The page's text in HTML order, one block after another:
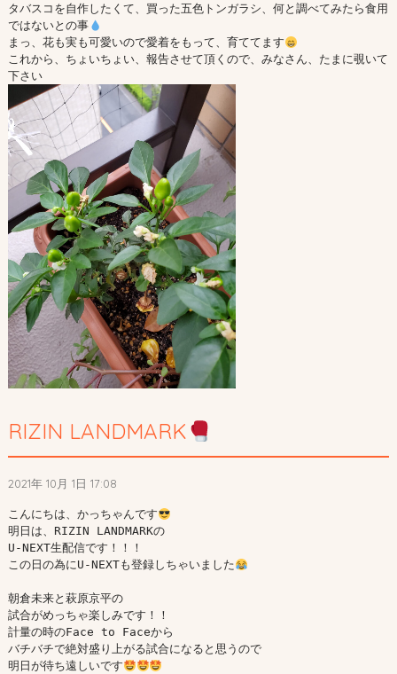
タバスコを自作したくて、買った五色トンガラシ、何と調べてみたら食用
ではないとの事
まっ、花も実も可愛いので愛着をもって、育ててます
これから、ちょいちょい、報告させて頂くので、みなさん、たまに覗いて
下さい
RIZIN LANDMARK
2021年 10月 1日 17:08
こんにちは、かっちゃんです
明日は、RIZIN LANDMARKの
U-NEXT生配信です！！！
この日の為にU-NEXTも登録しちゃいました
朝倉未来と萩原京平の
試合がめっちゃ楽しみです！！
計量の時のFace to Faceから
バチバチで絶対盛り上がる試合になると思うので
明日が待ち遠しいです